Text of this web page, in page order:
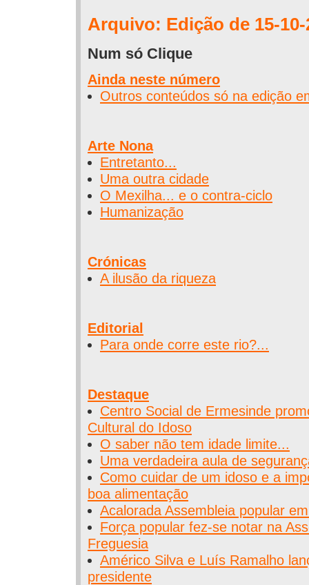
Arquivo: Edição de 15-10-
Num só Clique
Ainda neste número
Outros conteúdos só na edição
Arte Nona
Entretanto...
Uma outra cidade
O Mexilha... e o contra-ciclo
Humanização
Crónicas
A ilusão da riqueza
Editorial
Para onde corre este rio?...
Destaque
Centro Social de Ermesinde
Cultural do Idoso
O saber não tem idade limite...
Uma verdadeira aula de
Como cuidar de um idoso e a
boa alimentação
Acalorada Assembleia popular
Força popular fez-se notar na
Freguesia
Américo Silva e Luís Ramalho
presidente